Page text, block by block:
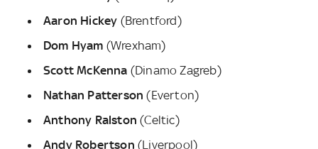
Aaron Hickey (Brentford)
Dom Hyam (Wrexham)
Scott McKenna (Dinamo Zagreb)
Nathan Patterson (Everton)
Anthony Ralston (Celtic)
Andy Robertson (Liverpool)